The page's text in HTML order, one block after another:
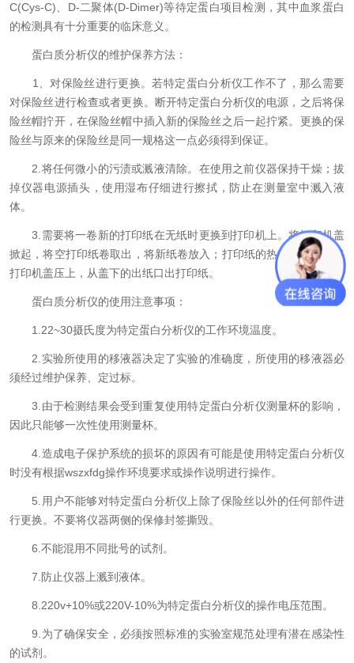
C(Cys-C)、D-二聚体(D-Dimer)等待定蛋白项目检测，其中血浆蛋白
的检测具有十分重要的临床意义。
蛋白质分析仪的维护保养方法：
1、对保险丝进行更换。若特定蛋白分析仪工作不了，那么需要
对保险丝进行检查或者更换。断开特定蛋白分析仪的电源，之后将保
险丝帽拧开，在保险丝帽中插入新的保险丝之后一起拧紧。更换的保
险丝与原来的保险丝是同一规格这一点必须得到保证。
2.将任何微小的污渍或溅液清除。在使用之前仪器保持干燥；拔
掉仪器电源插头，使用湿布仔细进行擦拭，防止在测量室中溅入液
体。
3.需要将一卷新的打印纸在无纸时更换到打印机上。将打印机盖
掀起，将空打印纸卷取出，将新纸卷放入；打印纸的热敏面向下；将
打印机盖压上，从盖下的出纸口出打印纸。
蛋白质分析仪的使用注意事项：
1.22~30摄氏度为特定蛋白分析仪的工作环境温度。
2.实验所使用的移液器决定了实验的准确度，所使用的移液器必
须经过维护保养、定过标。
3.由于检测结果会受到重复使用特定蛋白分析仪测量杯的影响，
因此只能够一次性使用测量杯。
4.造成电子保护系统的损坏的原因有可能是使用特定蛋白分析仪
时没有根据wszxfdg操作环境要求或操作说明进行操作。
5.用户不能够对特定蛋白分析仪上除了保险丝以外的任何部件进
行更换。不要将仪器两侧的保修封签撕毁。
6.不能混用不同批号的试剂。
7.防止仪器上溅到液体。
8.220v+10%或220V-10%为特定蛋白分析仪的操作电压范围。
9.为了确保安全，必须按照标准的实验室规范处理有潜在感染性
的试剂。